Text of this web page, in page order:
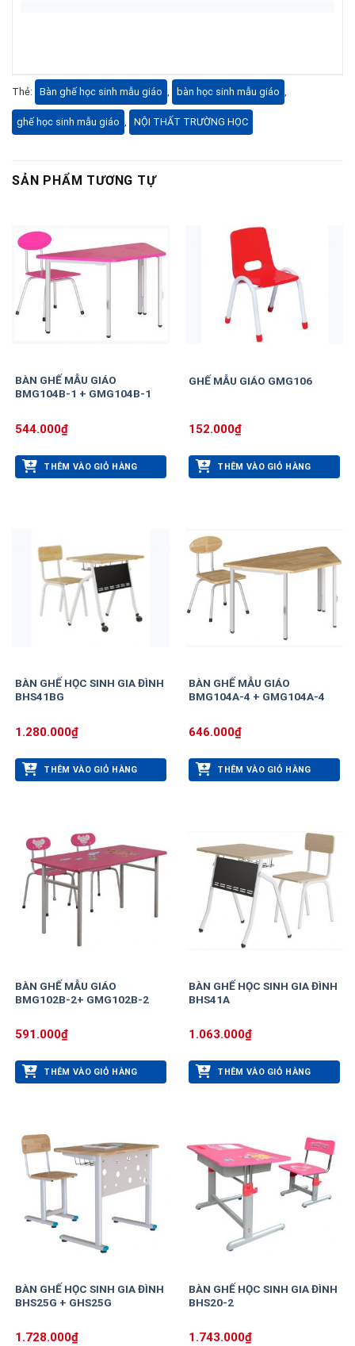
Thẻ: Bàn ghế học sinh mẫu giáo bàn học sinh mẫu giáo
ghế học sinh mẫu giáo NỘI THẤT TRƯỜNG HỌC
SẢN PHẨM TƯƠNG TỰ
BÀN GHẾ MẪU GIÁO
BMG104B-1 + GMG104B-1
544.000₫
THÊM VÀO GIỎ HÀNG
GHẾ MẪU GIÁO GMG106
152.000₫
THÊM VÀO GIỎ HÀNG
BÀN GHẾ HỌC SINH GIA ĐÌNH
BHS41BG
1.280.000₫
THÊM VÀO GIỎ HÀNG
BÀN GHẾ MẪU GIÁO
BMG104A-4 + GMG104A-4
646.000₫
THÊM VÀO GIỎ HÀNG
BÀN GHẾ MẪU GIÁO
BMG102B-2+ GMG102B-2
591.000₫
THÊM VÀO GIỎ HÀNG
BÀN GHẾ HỌC SINH GIA ĐÌNH
BHS41A
1.063.000₫
THÊM VÀO GIỎ HÀNG
BÀN GHẾ HỌC SINH GIA ĐÌNH
BHS25G + GHS25G
1.728.000₫
BÀN GHẾ HỌC SINH GIA ĐÌNH
BHS20-2
1.743.000₫